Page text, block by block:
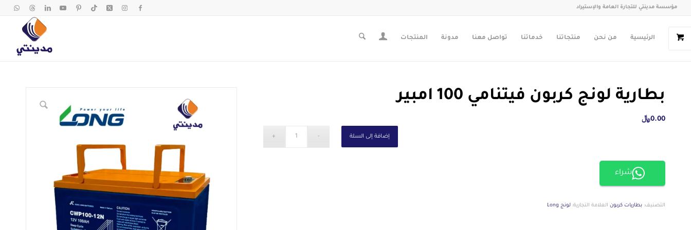
مؤسسة مدينتي للتجارة العامة والإستيراد
الرئيسية من نحن منتجاتنا خدماتنا تواصل معنا مدونة المنتجات
بطارية لونج كربون فيتنامي 100 امبير
0.00﷼
إضافة إلى السلة
شراء
التصنيف: بطاريات كربون العلامة التجارية: لونج Long